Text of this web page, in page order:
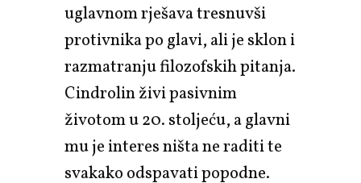
uglavnom rješava tresnuvši
protivnika po glavi, ali je sklon i
razmatranju filozofskih pitanja.
Cindrolin živi pasivnim
životom u 20. stoljeću, a glavni
mu je interes ništa ne raditi te
svakako odspavati popodne.